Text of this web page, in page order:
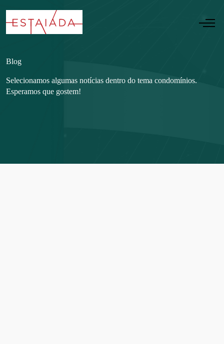
Blog
Selecionamos algumas notícias dentro do tema condomínios.
Esperamos que gostem!